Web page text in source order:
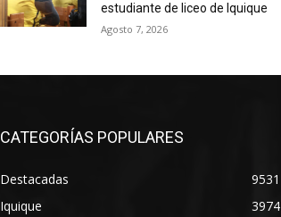
estudiante de liceo de Iquique
Agosto 7, 2026
CATEGORÍAS POPULARES
Destacadas
9531
Iquique
3974